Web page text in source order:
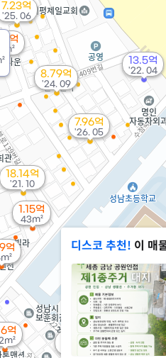
억
7.96억
'26. 05
억
7.23억
'25. 06
8.79억
'24. 09
1.15억
43m²
억
13.5억
'22. 04
18.14억
'21. 10
20.5억
'18. 04
디스코 추천! 이 매